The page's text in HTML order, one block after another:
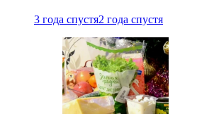
3 года спустя2 года спустя